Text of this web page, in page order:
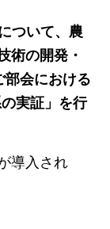
ついて、農
術の開発・
会における
実証」を行
導入され